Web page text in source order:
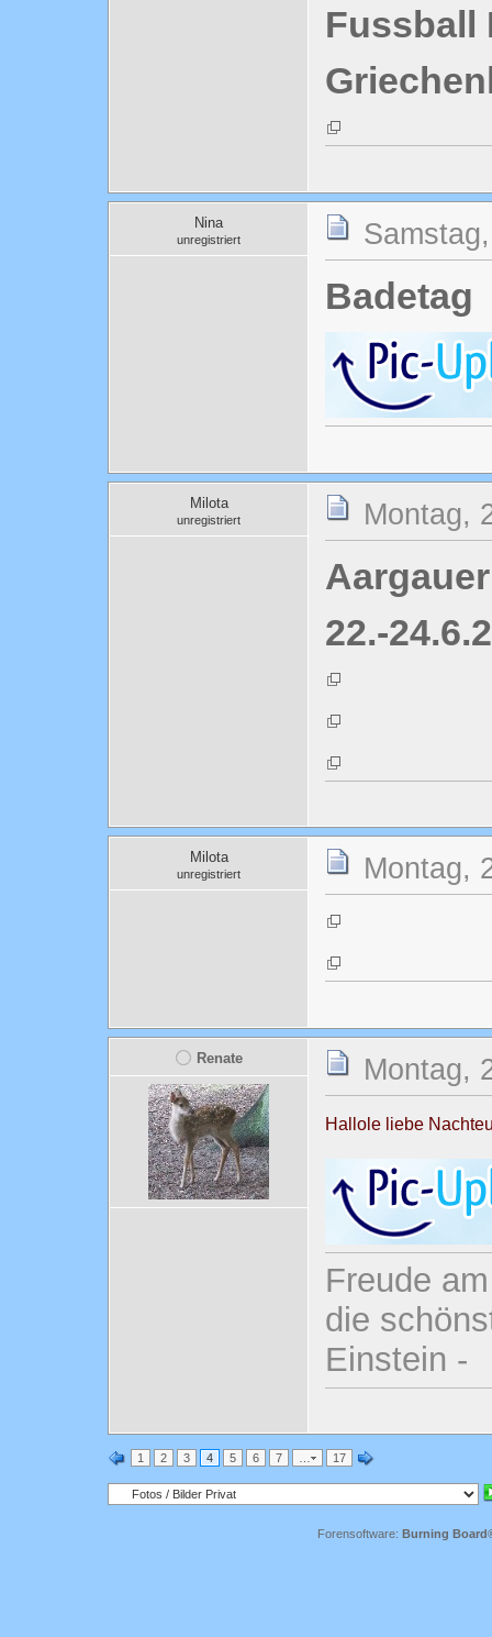
Fussball
Nina
unregistriert
Badetag
Milota
unregistriert Montag,
22.-
Milota
unregistriert Montag,
Renate Montag,
Hallole liebe
Freude
die
Einstein -
1 2 3 4 5 6 7 17
Forensoftware: Burning